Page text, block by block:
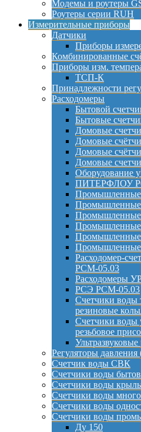
Модемы и роутеры
Роутеры серии RUH
Измерительные приборы
Датчики
Приборы
Комбинированные
Приборы изм.
ТСП-К
Принадлежности
Расходомеры
Бытовой
Бытовые
Домовые
Домовые
Домовые
Домовые
Оборудование
ПИТЕРФЛОУ
Промышленные
Промышленные
Промышленные
Промышленные
Промышленные
Промышленные
Расходомер-
РСМ-05.03
Расходомеры
РСЭ РСМ-05.03
Счетчики воды
резиновые
Счетчики воды
резьбовое
Регуляторы давления
Счетчик воды СВК
Счетчики воды
Счетчики воды
Счетчики воды
Счетчики воды
Счетчики воды
Ду 150